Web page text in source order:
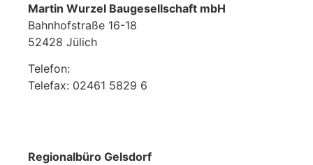
Martin Wurzel Baugesellschaft mbH
Bahnhofstraße 16-18
52428 Jülich
Telefon:
Telefax: 02461 5829 6
Regionalbüro Gelsdorf